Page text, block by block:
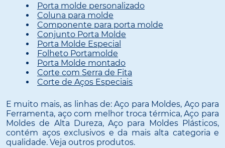
Porta molde personalizado
Coluna para molde
Componente para porta molde
Conjunto Porta Molde
Porta Molde Especial
Folheto Portamolde
Porta Molde montado
Corte com Serra de Fita
Corte de Aços Especiais
E muito mais, as linhas de: Aço para Moldes, Aço para
Ferramenta, aço com melhor troca térmica, Aço para
Moldes de Alta Dureza, Aço para Moldes Plásticos,
contém aços exclusivos e da mais alta categoria e
qualidade. Veja outros produtos.